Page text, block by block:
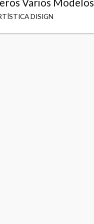
DISIGN